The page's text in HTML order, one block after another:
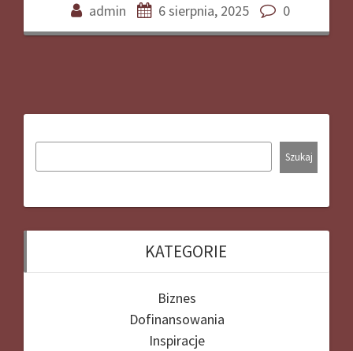
admin 6 sierpnia, 2025 0
Szukaj
KATEGORIE
Biznes
Dofinansowania
Inspiracje